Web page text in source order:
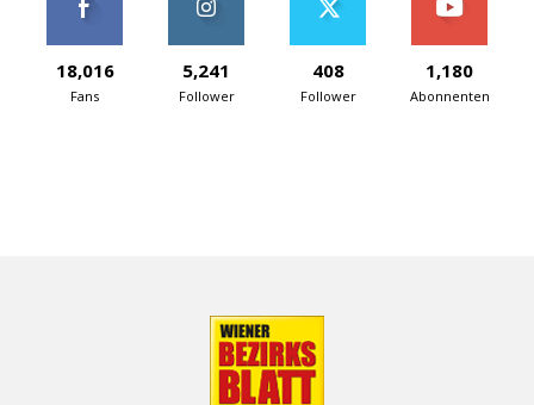
18,016
Fans
5,241
Follower
408
Follower
1,180
Abonnenten